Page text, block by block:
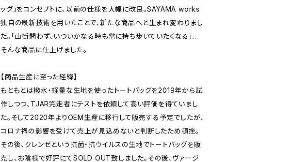
ッグ」をコンセプトに、以前の仕様を大幅に改良。SAYAMA works
独自の最新技術を用いたことで、新たな商品へと生まれ変わりまし
た。「山街問わず、いついかなる時も常に持ち歩いていたくなる」…
そんな商品に仕上げました。
【商品生産に至った経緯】
もともとは撥水・軽量な生地を使ったトートバッグを2019年から試
作しつつ、TJAR完走者にテストを依頼して高い評価を得ていまし
た。そして2020年よりOEM生産に移行して販売する予定でしたが、
コロナ禍の影響を受けて売上が見込めないと判断したため頓挫。
その後、クレンゼという抗菌・抗ウイルスの生地でトートバッグを販
売し、お陰様で好評にてSOLD OUT致しました。その後、ヴァージ